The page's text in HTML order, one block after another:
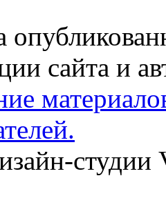
сайта и
студии